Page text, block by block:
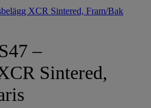
–
Sintered,